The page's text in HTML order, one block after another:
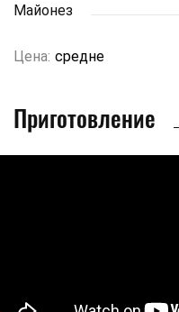
Майонез
Цена: средне
Приготовление